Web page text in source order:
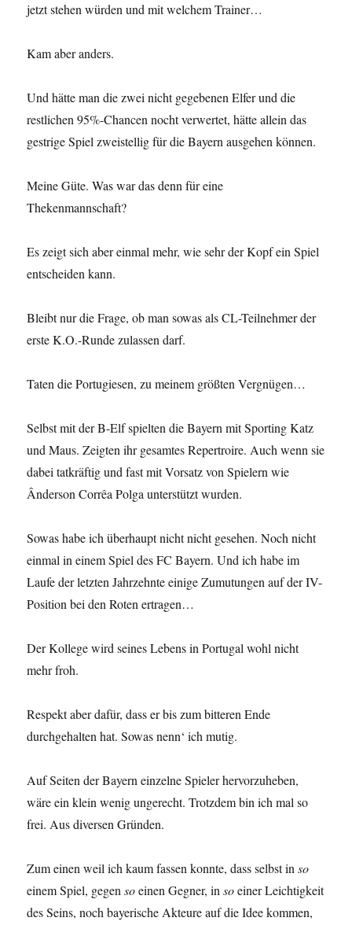
jetzt stehen würden und mit welchem Trainer…
Kam aber anders.
Und hätte man die zwei nicht gegebenen Elfer und die
restlichen 95%-Chancen nocht verwertet, hätte allein das
gestrige Spiel zweistellig für die Bayern ausgehen können.
Meine Güte. Was war das denn für eine
Thekenmannschaft?
Es zeigt sich aber einmal mehr, wie sehr der Kopf ein Spiel
entscheiden kann.
Bleibt nur die Frage, ob man sowas als CL-Teilnehmer der
erste K.O.-Runde zulassen darf.
Taten die Portugiesen, zu meinem größten Vergnügen…
Selbst mit der B-Elf spielten die Bayern mit Sporting Katz
und Maus. Zeigten ihr gesamtes Repertroire. Auch wenn sie
dabei tatkräftig und fast mit Vorsatz von Spielern wie
Ânderson Corrêa Polga unterstützt wurden.
Sowas habe ich überhaupt nicht nicht gesehen. Noch nicht
einmal in einem Spiel des FC Bayern. Und ich habe im
Laufe der letzten Jahrzehnte einige Zumutungen auf der IV-
Position bei den Roten ertragen…
Der Kollege wird seines Lebens in Portugal wohl nicht
mehr froh.
Respekt aber dafür, dass er bis zum bitteren Ende
durchgehalten hat. Sowas nenn‘ ich mutig.
Auf Seiten der Bayern einzelne Spieler hervorzuheben,
wäre ein klein wenig ungerecht. Trotzdem bin ich mal so
frei. Aus diversen Gründen.
Zum einen weil ich kaum fassen konnte, dass selbst inso
einem Spiel, gegensoeinen Gegner, insoeiner Leichtigkeit
des Seins, noch bayerische Akteure auf die Idee kommen,